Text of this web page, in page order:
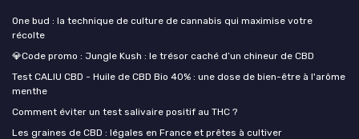
One bud : la technique de culture de cannabis qui maximise votre
récolte
💎Code promo : Jungle Kush : le trésor caché d’un chineur de CBD
Test CALIU CBD - Huile de CBD Bio 40% : une dose de bien-être à l'arôme
menthe
Comment éviter un test salivaire positif au THC ?
Les graines de CBD : légales en France et prêtes à cultiver